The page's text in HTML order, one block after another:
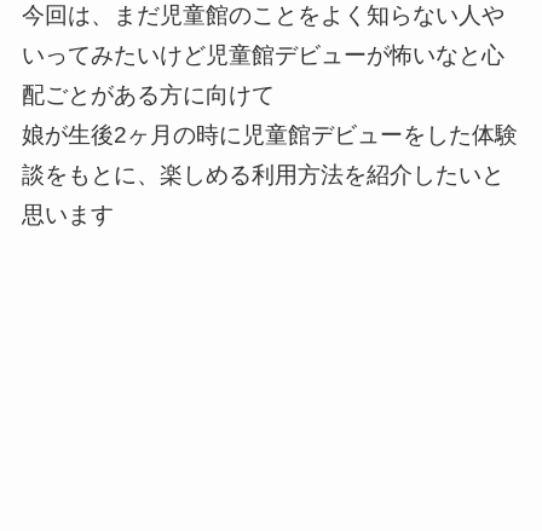
今回は、まだ児童館のことをよく知らない人や
いってみたいけど児童館デビューが怖いなと心
配ごとがある方に向けて
娘が生後2ヶ月の時に児童館デビューをした体験
談をもとに、楽しめる利用方法を紹介したいと
思います